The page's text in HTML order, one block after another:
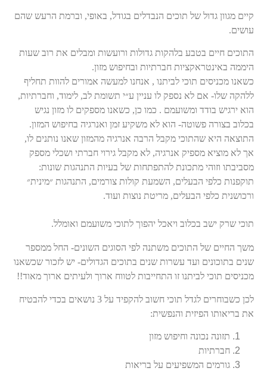
קיים מגוון גדול של תוכים הנבדלים בגודל, באופי, וברמת הרעש שהם
עושים.
התוכים חיים בטבע בלהקות גדולות ורועשות ומבלים את רוב שעות
היממה באינטראקציות חברתיות ובחיפוש מזון.
כשאנו מכניסים תוכי לביתנו , אנחנו למעשה אמורים להוות תחליף
ללהקה שלו- אם לא נספק לו עניין ע״י תשומת לב, לימוד, וחברתיות,
הוא ירגיש בודד ומשועמם . כמו כן, כשאנו מספקים לו מזון נגיש
בכלוב בצורה פשוטה- הוא לא משקיע זמן ואנרגיה בחיפוש המזון.
התוצאה היא שהתוכי מקבל הרבה אנרגיה מהמזון שאנו נותנים לו,
אך לא מוציא מספיק אנרגיה, לא מקבל גירוי חברתי ושכלי מספק
מסביבתו וזוהי מתכונת להתפתחות של בעיות התנהגות שונות:
תוקפנות כלפי הבעלים, השמעת קולות צורמים, התנהגות ״מינית״
ורכושנית כלפי הבעלים, מריטת נוצות ועוד.
תוכי שרק ישב בכלוב ויאכל יהפוך לתוכי משועמם ואומלל.
משך החיים של התוכים משתנה לפי הסוגים השונים- החל ממספר
שנים בתוכונים ועד עשרות שנים בתוכים הגדולים- יש לזכור שכשאנו
מכניסים תוכי לביתנו זו התחייבות לטווח ארוך ולעיתים ארוך מאוד!!
לכן כשבוחרים לגדל תוכי חשוב להקפיד על 3 נושאים בכדי להבטיח
את בריאותו הפיזית והנפשית:
תזונה נכונה וחיפוש מזון
חברתיות
גורמים המשפיעים על בריאות